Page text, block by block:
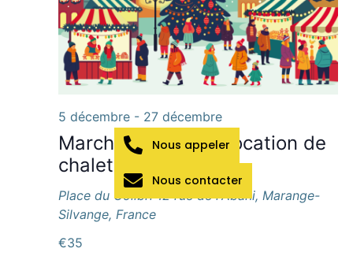
Marché de Noël – Location de
chalets
5 décembre- 27 décembre
Place du Colibri12 rue de l'Abani, Marange-
Silvange, France
€35
Nous appeler
Nous contacter